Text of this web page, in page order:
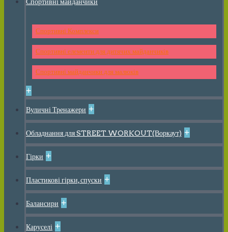
Спортивні Комплекси
Спортивні елементи для дитячих майданчиків
Спортивні майданчики для малюків
+
Вуличні Тренажери +
Обладнання для STREET WORKOUT(Воркаут) +
Гірки +
Пластикові гірки, спуски +
Балансири +
Каруселі +